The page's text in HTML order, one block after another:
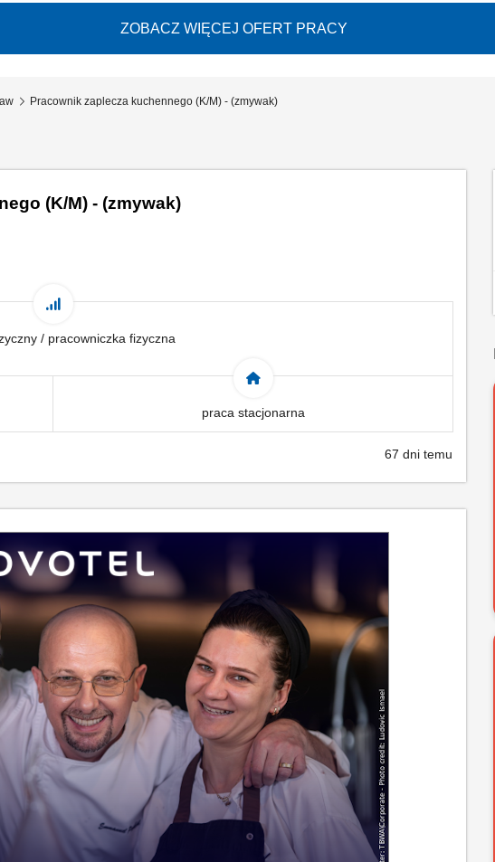
ZOBACZ WIĘCEJ OFERT PRACY
Pracownik zaplecza kuchennego (K/M) - (zmywak)
(K/M) - (zmywak)
/ pracowniczka fizyczna
praca stacjonarna
67 dni temu